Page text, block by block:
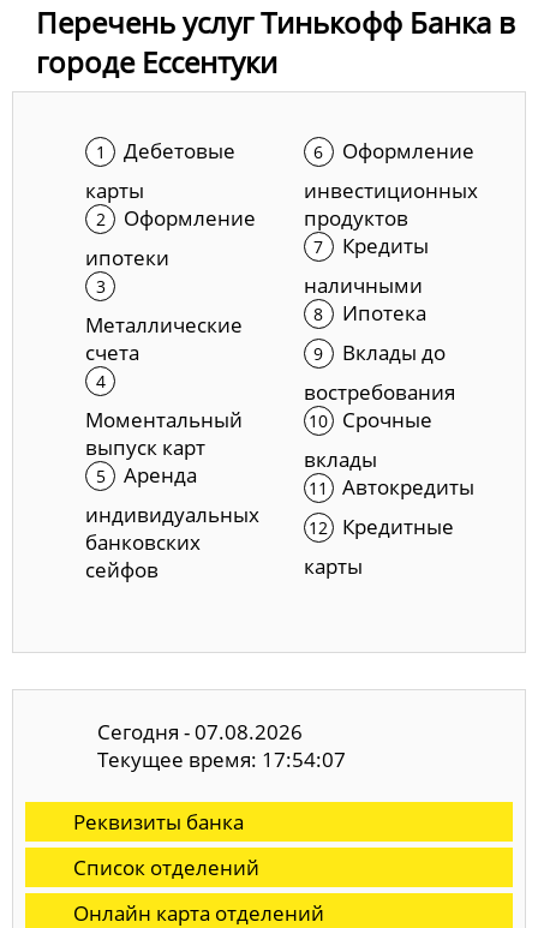
Перечень услуг Тинькофф Банка в
городе Ессентуки
Дебетовые
карты
Оформление
ипотеки
Металлические
счета
Моментальный
выпуск карт
Аренда
индивидуальных
банковских
сейфов
Оформление
инвестиционных
продуктов
Кредиты
наличными
Ипотека
Вклады до
востребования
Срочные
вклады
Автокредиты
Кредитные
карты
Сегодня - 07.08.2026
Текущее время: 17:54:08
Реквизиты банка
Список отделений
Онлайн карта отделений